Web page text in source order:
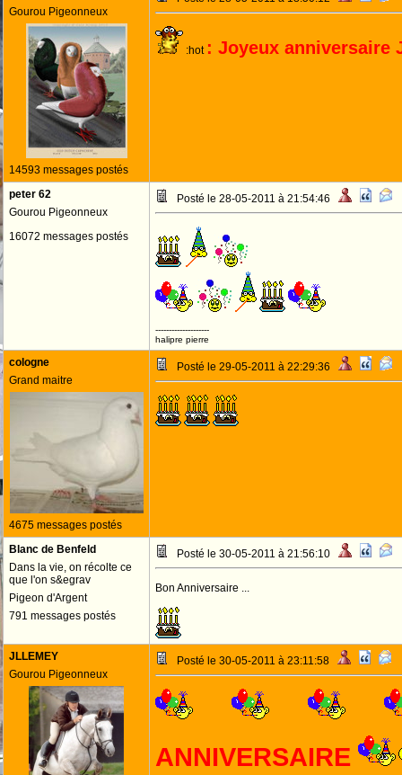
Gourou Pigeonneux
14593 messages postés
:hot : Joyeux anniversaire
peter 62
Gourou Pigeonneux
16072 messages postés
Posté le 28-05-2011 à 21:54:46
--------------------
halipre pierre
cologne
Grand maitre
4675 messages postés
Posté le 29-05-2011 à 22:29:36
Blanc de Benfeld
Dans la vie, on récolte ce
que l'on s&egrav
Pigeon d'Argent
791 messages postés
Posté le 30-05-2011 à 21:56:10
Bon Anniversaire ...
JLLEMEY
Gourou Pigeonneux
Posté le 30-05-2011 à 23:11:58
ANNIVERSAIRE